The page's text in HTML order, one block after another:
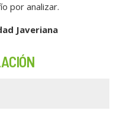
por analizar.
Javeriana